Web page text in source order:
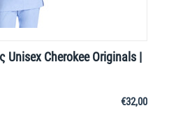
Unisex Cherokee Originals |
€32,00